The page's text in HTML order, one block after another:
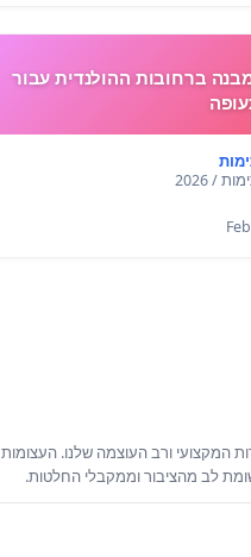
ברחובות ההולנדית עבור
המקצועי ורב העוצמה שלנו. העצומות
לב מהציבור וממקבלי החלטות.